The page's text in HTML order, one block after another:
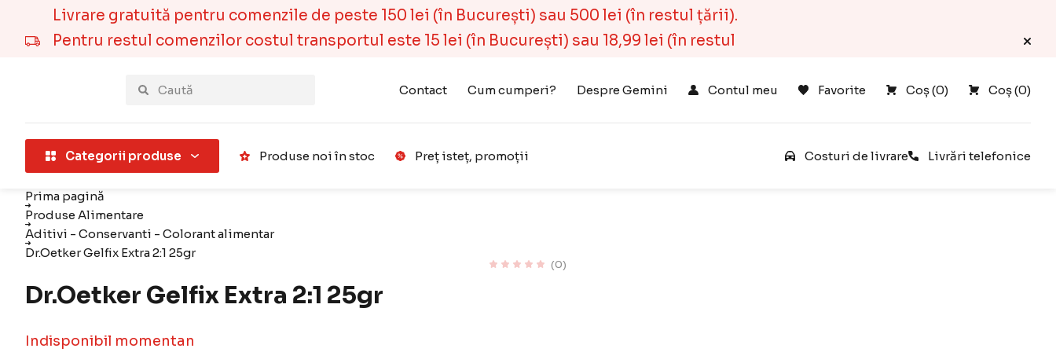
Livrare gratuită pentru comenzile de peste 150 lei (în București) sau 500 lei (în restul țării).
Pentru restul comenzilor costul transportul este 15 lei (în București) sau 18,99 lei (în restul
Contact Cum cumperi? Despre Gemini Contul meu Coș (0) Coș (0)
Favorite
Categorii produse Produse noi în stoc Preț isteț, promoții Costuri de livrare Livrări telefonice
Prima pagină
Produse Alimentare
Aditivi - Conservanti - Colorant alimentar
Dr.Oetker Gelfix Extra 2:1 25gr
(0)
Dr.Oetker Gelfix Extra 2:1 25gr
Indisponibil momentan